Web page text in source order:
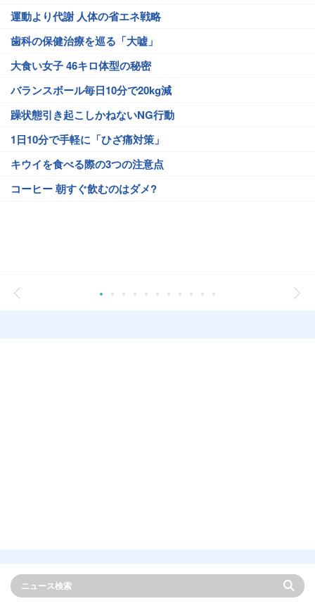
運動より代謝 人体の省エネ戦略
歯科の保健治療を巡る「大嘘」
大食い女子 46キロ体型の秘密
バランスボール毎日10分で20kg減
躁状態引き起こしかねないNG行動
1日10分で手軽に「ひざ痛対策」
キウイを食べる際の3つの注意点
コーヒー 朝すぐ飲むのはダメ?